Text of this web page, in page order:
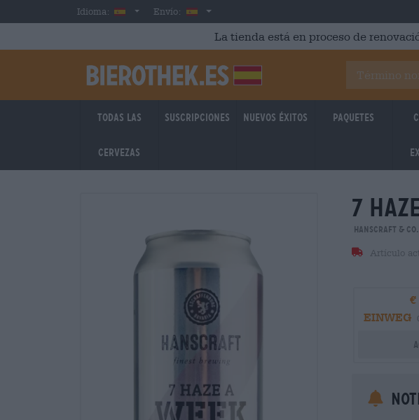
Skip to main contentIdioma: SpanishEnvío: España
La tienda está en proceso de
Todas las
cervezas
Suscripciones Nuevos éxitos Paquetes
7
Hanscraft & Co.
Artículo
€
EINWEG